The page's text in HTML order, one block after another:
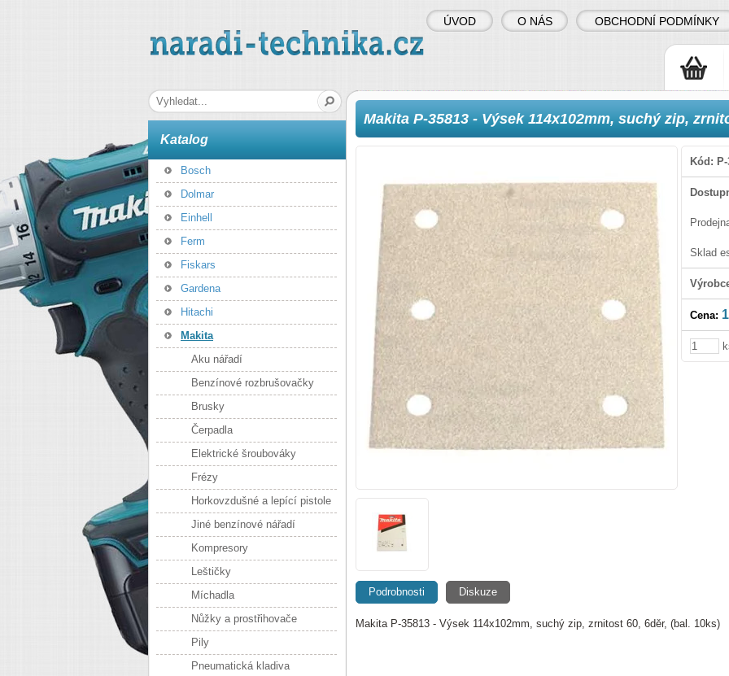
naradi-technika.cz
Makita P-35813 - Výsek 114x102mm, suchý zip,
Kód:
Sklad
Cena:
Podrobnosti Diskuze
Makita P-35813 - Výsek 114x102mm, suchý zip, zrnitost 60, 6děr, (bal. 10ks)
Katalog
Bosch
Dolmar
Einhell
Ferm
Fiskars
Gardena
Hitachi
Makita
Aku nářadí
Benzínové rozbrušovačky
Brusky
Čerpadla
Elektrické šroubováky
Frézy
Horkovzdušné a lepící pistole
Jiné benzínové nářadí
Kompresory
Leštičky
Míchadla
Nůžky a prostřihovače
Pily
Pneumatická kladiva
ÚVOD O NÁS OBCHODNÍ PODMÍNKY
Hledaná fráze